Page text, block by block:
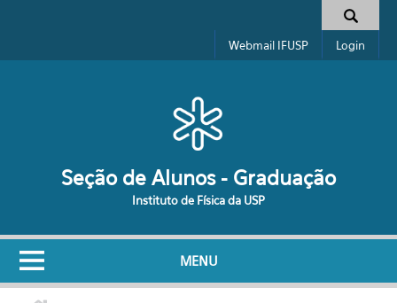
Formulário de busca
Webmail IFUSP Login
Seção de Alunos - Graduação
Instituto de Física da USP
MENU